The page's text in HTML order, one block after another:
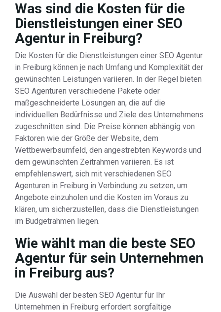
Was sind die Kosten für die
Dienstleistungen einer SEO
Agentur in Freiburg?
Die Kosten für die Dienstleistungen einer SEO Agentur
in Freiburg können je nach Umfang und Komplexität der
gewünschten Leistungen variieren. In der Regel bieten
SEO Agenturen verschiedene Pakete oder
maßgeschneiderte Lösungen an, die auf die
individuellen Bedürfnisse und Ziele des Unternehmens
zugeschnitten sind. Die Preise können abhängig von
Faktoren wie der Größe der Website, dem
Wettbewerbsumfeld, den angestrebten Keywords und
dem gewünschten Zeitrahmen variieren. Es ist
empfehlenswert, sich mit verschiedenen SEO
Agenturen in Freiburg in Verbindung zu setzen, um
Angebote einzuholen und die Kosten im Voraus zu
klären, um sicherzustellen, dass die Dienstleistungen
im Budgetrahmen liegen.
Wie wählt man die beste SEO
Agentur für sein Unternehmen
in Freiburg aus?
Die Auswahl der besten SEO Agentur für Ihr
Unternehmen in Freiburg erfordert sorgfältige